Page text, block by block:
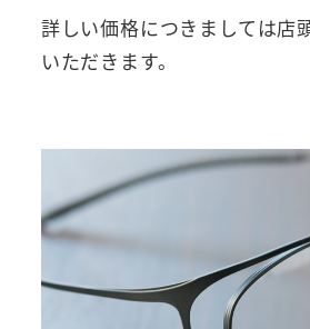
詳しい価格につきましては店
いただきます。